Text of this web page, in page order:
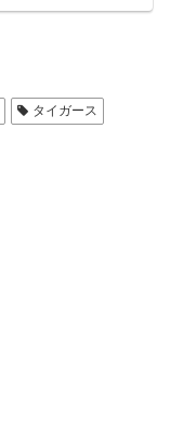
タイガース